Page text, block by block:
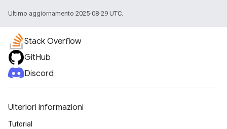
Ultimo aggiornamento 2025-08-29 UTC.
Stack Overflow
GitHub
Discord
Ulteriori informazioni
Tutorial